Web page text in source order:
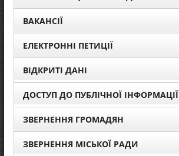
ВАКАНСІЇ
ЕЛЕКТРОННІ ПЕТИЦІЇ
ВІДКРИТІ ДАНІ
ДОСТУП ДО ПУБЛІЧНОЇ ІНФОРМАЦІЇ
ЗВЕРНЕННЯ ГРОМАДЯН
ЗВЕРНЕННЯ МІСЬКОЇ РАДИ